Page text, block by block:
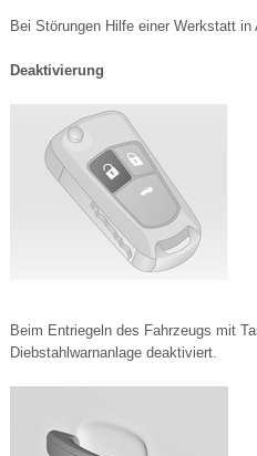
Bei Störungen Hilfe einer Werkstatt in
Deaktivierung
Beim Entriegeln des Fahrzeugs mit
Diebstahlwarnanlage deaktiviert.